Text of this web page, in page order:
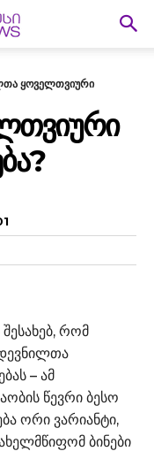
ყოველთვიური
რომ
– ამ
წევრი ბესო
ორი ვარიანტი,
ბინები